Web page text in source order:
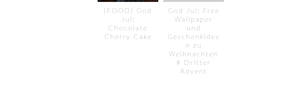
{FOOD} God
Jul:
Chocolate
Cherry Cake
God Jul: Free
Wallpaper
und
Geschenkidee
n zu
Weihnachten
# Dritter
Advent